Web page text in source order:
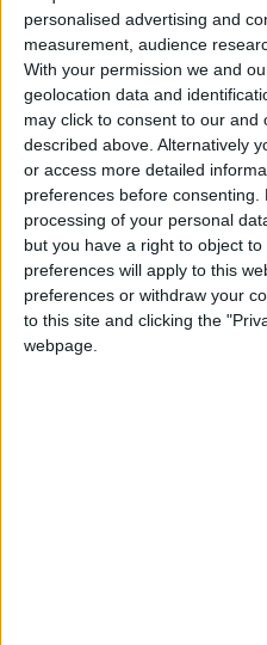
personalised advertising and
measurement, audience
With your permission we and
geolocation data and
may click to consent to our and
described above. Alternatively
or access more detailed
preferences before consenting.
processing of your personal
but you have a right to object
preferences will apply to this
preferences or withdraw your
to this site and clicking the
webpage.